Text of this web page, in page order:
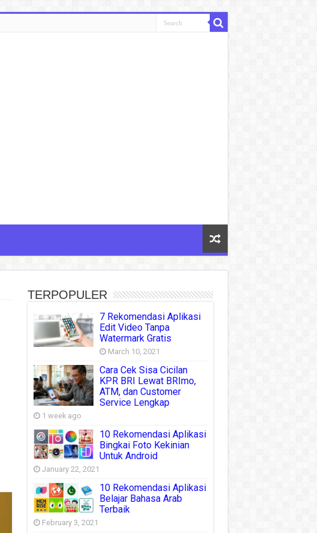
TERPOPULER
7 Rekomendasi Aplikasi
Edit Video Tanpa
Watermark Gratis
March 10, 2021
Cara Cek Sisa Cicilan
KPR BRI Lewat BRImo,
ATM, dan Customer
Service Lengkap
1 week ago
10 Rekomendasi Aplikasi
Bingkai Foto Kekinian
Untuk Android
January 22, 2021
10 Rekomendasi Aplikasi
Belajar Bahasa Arab
Terbaik
February 3, 2021